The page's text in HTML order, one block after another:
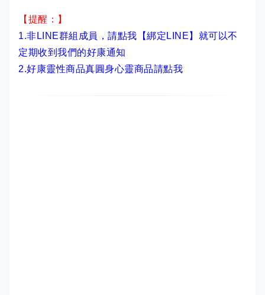
【提醒：】
1.非LINE群組成員， 請點我【綁定LINE】 就可以不
定期收到我們的好康通知
2.好康靈性商品真圓身心靈商品請點我